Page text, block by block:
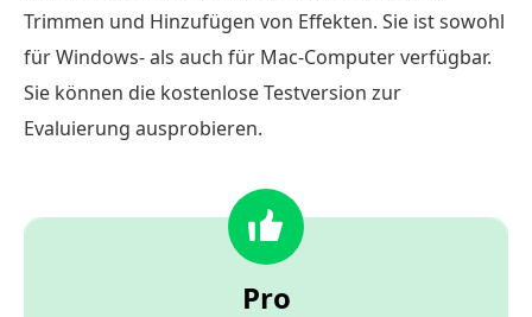
Leawo
Blu-
ray
Creator
Trimmen und Hinzufügen von Effekten. Sie ist sowohl
für Windows- als auch für Mac-Computer verfügbar.
Sie können die kostenlose Testversion zur
Evaluierung ausprobieren.
Pro